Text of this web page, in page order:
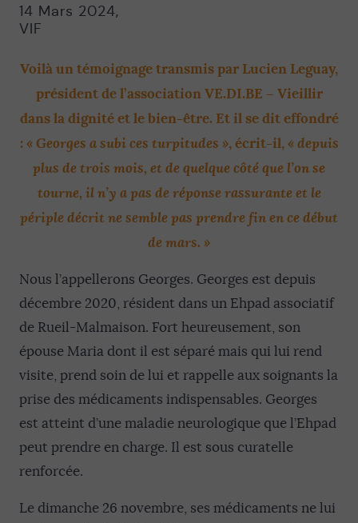
14 Mars 2024,
VIF
Voilà un témoignage transmis par Lucien Leguay,
président de l’association VE.DI.BE – Vieillir
dans la dignité et le bien-être. Et il se dit effondré
: « Georges a subi ces turpitudes », écrit-il,« depuis
plus de trois mois, et de quelque côté que l’on se
tourne, il n’y a pas de réponse rassurante et le
périple décrit ne semble pas prendre fin en ce début
de mars. »
Nous l’appellerons Georges. Georges est depuis
décembre 2020, résident dans un Ehpad associatif
de Rueil-Malmaison. Fort heureusement, son
épouse Maria dont il est séparé mais qui lui rend
visite, prend soin de lui et rappelle aux soignants la
prise des médicaments indispensables. Georges
est atteint d’une maladie neurologique que l’Ehpad
peut prendre en charge. Il est sous curatelle
renforcée.
Le dimanche 26 novembre, ses médicaments ne lui